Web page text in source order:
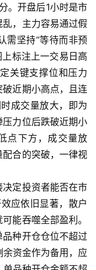
。开盘后1小时是市
，主力容易通过假
需坚持“等待而非预
标注上一交易日高
关键支撑位和压力
近期小高点，且连
成交量放大，即为
力位后跌破近期小
点下方，成交量放
合的突破，一律视
定投资者能否在市
应依旧显著，散户
能吞噬全部盈利。
种开仓仓位不超过
资金作为备用，应